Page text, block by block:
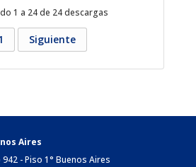
1 a 24 de 24 descargas
Siguiente
Aires
- Piso 1° Buenos Aires